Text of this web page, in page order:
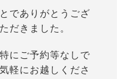
でありがとうござ
だきました。
にご予約等なしで
軽にお越しくださ